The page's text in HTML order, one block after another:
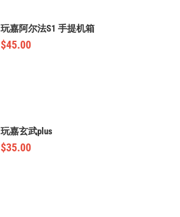
玩嘉阿尔法S1 手提机箱
$45.00
玩嘉玄武plus
$35.00